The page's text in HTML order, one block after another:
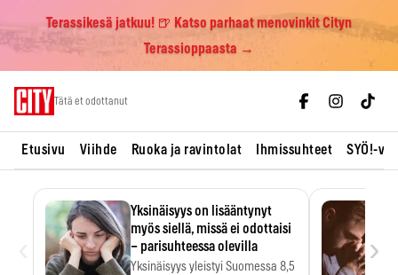
Terassikesä jatkuu! 🍺 Katso parhaat menovinkit Cityn
Terassioppaasta →
Tätä et odottanut
Etusivu Viihde Ruoka ja ravintolat Ihmissuhteet SYÖ!-
Yksinäisyys on lisääntynyt
myös siellä, missä ei odottaisi
– parisuhteessa olevilla
Yksinäisyys yleistyi Suomessa 8,5
›